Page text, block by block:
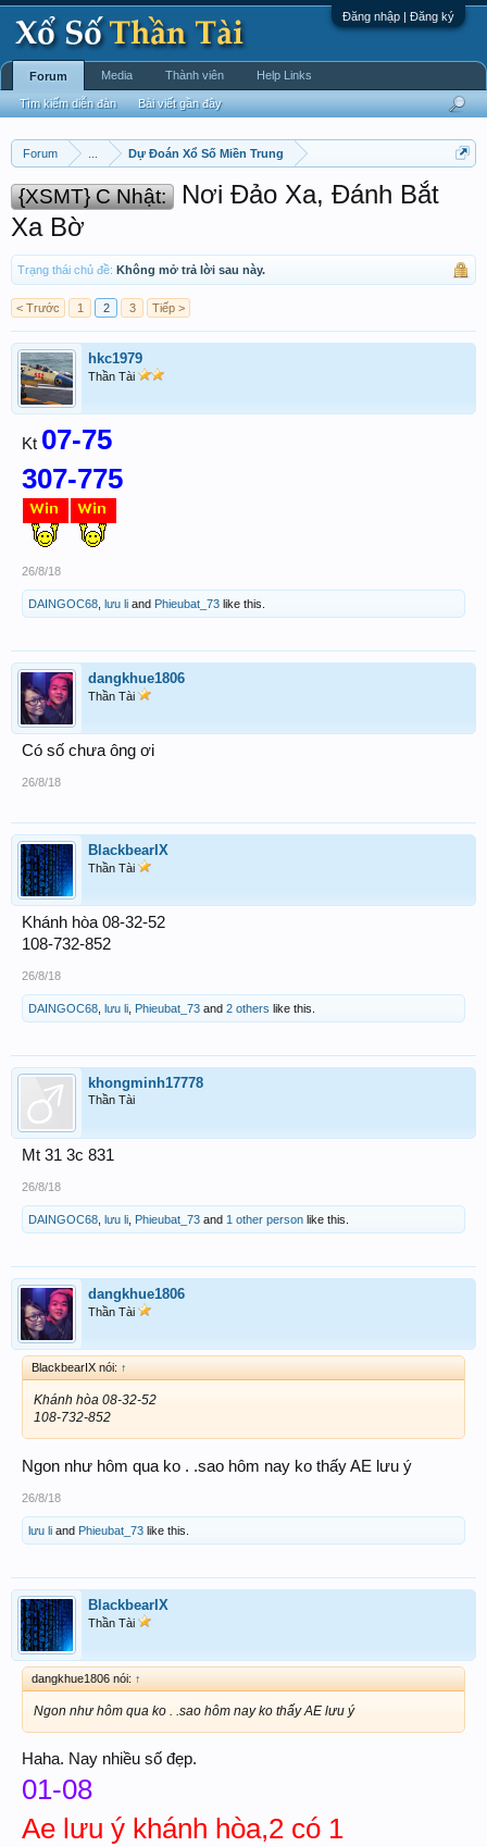
Đăng nhập | Đăng ký
Forum Dự Đoán Xổ Số Miền Trung
{XSMT} C Nhật:
Nơi Đảo Xa, Đánh Bắt
Xa Bờ
Trạng thái chủ đề: Không mở trả lời sau này.
< Trước 1 2 3 Tiếp >
hkc1979
Thần Tài
Kt 07-75
307-775
26/8/18
DAINGOC68 lưu li and Phieubat_73 like this.
dangkhue1806
Thần Tài
Có số chưa ông ơi
26/8/18
BlackbearIX
Thần Tài
Khánh hòa 08-32-52
108-732-852
26/8/18
DAINGOC68 lưu li Phieubat_73 and 2 others like this.
khongminh17778
Thần Tài
Mt 31 3c 831
26/8/18
DAINGOC68 lưu li Phieubat_73 and 1 other person like this.
dangkhue1806
Thần Tài
BlackbearIX nói: ↑
Khánh hòa 08-32-52
108-732-852
Ngon như hôm qua ko . .sao hôm nay ko thấy AE lưu ý
26/8/18
lưu li and Phieubat_73 like this.
BlackbearIX
Thần Tài
dangkhue1806 nói: ↑
Ngon như hôm qua ko . .sao hôm nay ko thấy AE lưu ý
Haha. Nay nhiều số đẹp.
01-08
Ae lưu ý khánh hòa,2 có 1
Forum
Tìm kiếm diễn đàn Bài viết gần đây
Media Thành viên Help Links